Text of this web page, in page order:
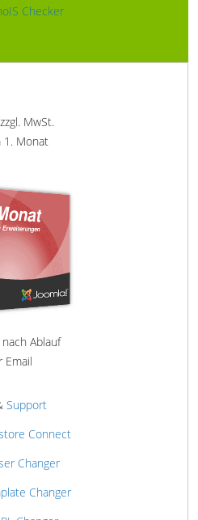
Checker
MwSt.
Monat
Ablauf
Email
Support
Connect
Changer
Changer